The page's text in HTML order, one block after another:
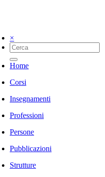
×
Home
Corsi
Insegnamenti
Professioni
Persone
Pubblicazioni
Strutture